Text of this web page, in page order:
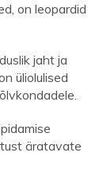
on leopardid
jaht ja
üliolulised
äratavate